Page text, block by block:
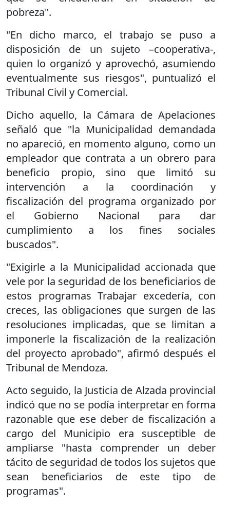
pobreza".
"En dicho marco, el trabajo se puso a
disposición de un sujeto –cooperativa-,
quien lo organizó y aprovechó, asumiendo
eventualmente sus riesgos", puntualizó el
Tribunal Civil y Comercial.
Dicho aquello, la Cámara de Apelaciones
señaló que "la Municipalidad demandada
no apareció, en momento alguno, como un
empleador que contrata a un obrero para
beneficio propio, sino que limitó su
intervención a la coordinación y
fiscalización del programa organizado por
el Gobierno Nacional para dar
cumplimiento a los fines sociales
buscados".
"Exigirle a la Municipalidad accionada que
vele por la seguridad de los beneficiarios de
estos programas Trabajar excedería, con
creces, las obligaciones que surgen de las
resoluciones implicadas, que se limitan a
imponerle la fiscalización de la realización
del proyecto aprobado", afirmó después el
Tribunal de Mendoza.
Acto seguido, la Justicia de Alzada provincial
indicó que no se podía interpretar en forma
razonable que ese deber de fiscalización a
cargo del Municipio era susceptible de
ampliarse "hasta comprender un deber
tácito de seguridad de todos los sujetos que
sean beneficiarios de este tipo de
programas".